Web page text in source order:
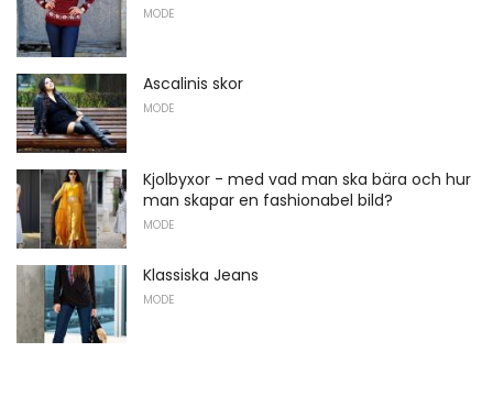
MODE
Ascalinis skor
MODE
Kjolbyxor - med vad man ska bära och hur
man skapar en fashionabel bild?
MODE
Klassiska Jeans
MODE